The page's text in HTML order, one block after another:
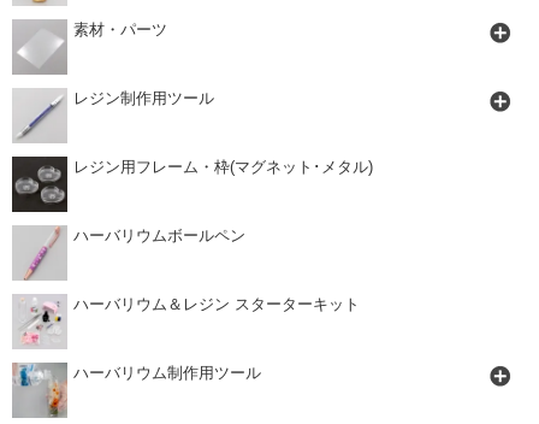
素材・パーツ
レジン制作用ツール
レジン用フレーム・枠(マグネット･メタル)
ハーバリウムボールペン
ハーバリウム＆レジン スターターキット
ハーバリウム制作用ツール